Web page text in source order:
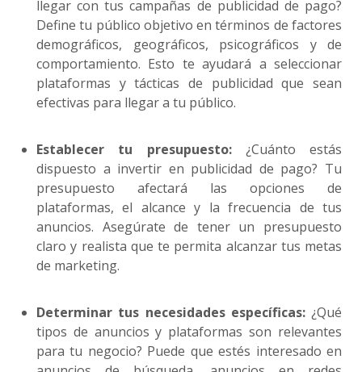
llegar con tus campañas de publicidad de pago?
Define tu público objetivo en términos de factores
demográficos, geográficos, psicográficos y de
comportamiento. Esto te ayudará a seleccionar
plataformas y tácticas de publicidad que sean
efectivas para llegar a tu público.
Establecer tu presupuesto:¿Cuánto estás
dispuesto a invertir en publicidad de pago? Tu
presupuesto afectará las opciones de
plataformas, el alcance y la frecuencia de tus
anuncios. Asegúrate de tener un presupuesto
claro y realista que te permita alcanzar tus metas
de marketing.
Determinar tus necesidades específicas:¿Qué
tipos de anuncios y plataformas son relevantes
para tu negocio? Puede que estés interesado en